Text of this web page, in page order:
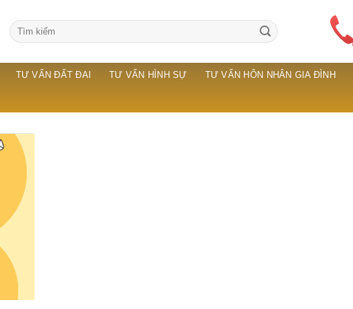
TƯ VẤN ĐẤT ĐAI TƯ VẤN HÌNH SỰ TƯ VẤN HÔN NHÂN GIA ĐÌNH